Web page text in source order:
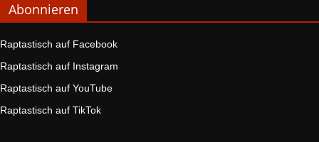
Abonnieren
Raptastisch auf Facebook
Raptastisch auf Instagram
Raptastisch auf YouTube
Raptastisch auf TikTok